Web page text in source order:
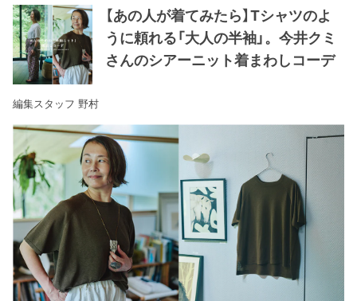
【あの人が着てみたら】Tシャツのよ
うに頼れる「大人の半袖」。今井クミ
さんのシアーニット着まわしコーデ
編集スタッフ 野村